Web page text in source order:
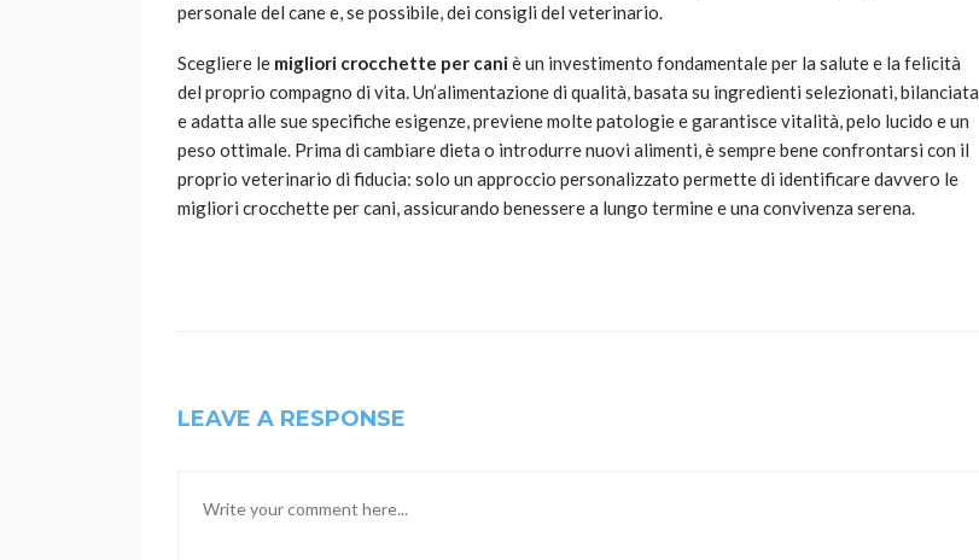
personale del cane e, se possibile, dei consigli del veterinario.
Scegliere le migliori crocchette per caniè un investimento fondamentale per la salute e la felicità
del proprio compagno di vita. Un’alimentazione di qualità, basata su ingredienti selezionati, bilanciata
e adatta alle sue specifiche esigenze, previene molte patologie e garantisce vitalità, pelo lucido e un
peso ottimale. Prima di cambiare dieta o introdurre nuovi alimenti, è sempre bene confrontarsi con il
proprio veterinario di fiducia: solo un approccio personalizzato permette di identificare davvero le
migliori crocchette per cani, assicurando benessere a lungo termine e una convivenza serena.
LEAVE A RESPONSE